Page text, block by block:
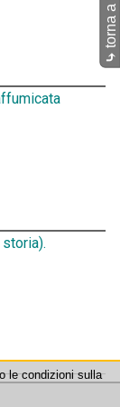
⤷
le condizioni sulla